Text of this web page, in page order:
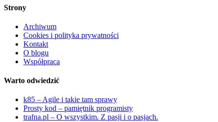
Strony
Archiwum
Cookies i polityka prywatności
Kontakt
O blogu
Współpraca
Warto odwiedzić
k85 – Agile i takie tam sprawy
Prosty kod – pamiętnik programisty
trafna.pl – O wszystkim. Z pasji i o pasjach.